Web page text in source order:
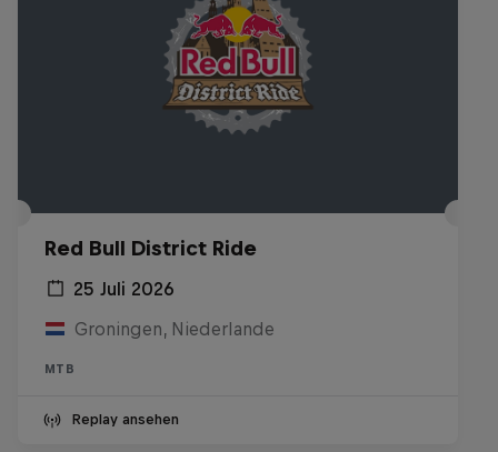
Red Bull District Ride
25 Juli 2026
Groningen, Niederlande
MTB
Replay ansehen